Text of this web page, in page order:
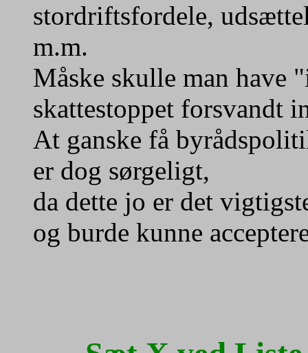
stordriftsfordele,
m.m.
Måske skulle man have
skattestoppet forsvandt
At ganske få
er dog sørgeligt,
da dette jo er det
og burde kunne